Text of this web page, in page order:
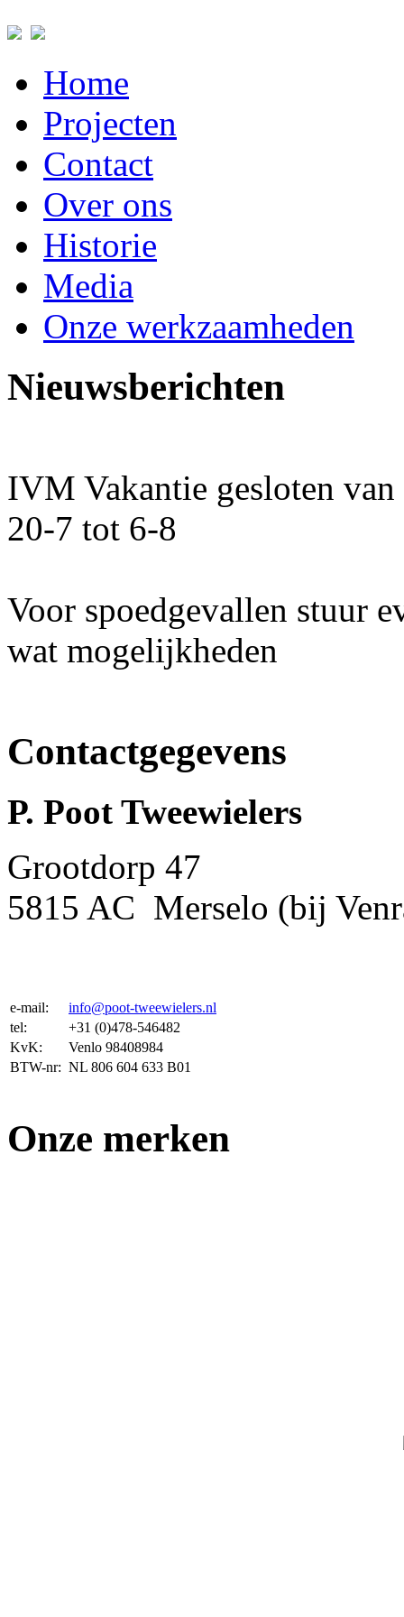
Home
Projecten
Contact
Over ons
Historie
Media
Onze werkzaamheden
Nieuwsberichten
IVM Vakantie gesloten van
20-7 tot 6-8
Voor spoedgevallen stuur
wat mogelijkheden
Contactgegevens
P. Poot Tweewielers
Grootdorp 47
5815 AC Merselo (bij
e-mail:
info@poot-tweewielers.nl
tel:
+31 (0)478-546482
KvK:
Venlo 98408984
BTW-nr: NL 806 604 633 B01
Onze merken